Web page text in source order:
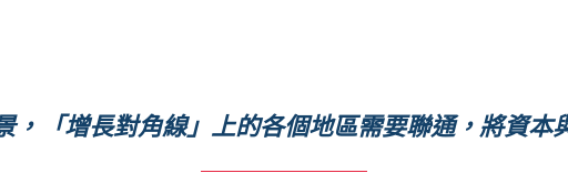
，「增長對角線」上的各個地區需要聯通，將資本